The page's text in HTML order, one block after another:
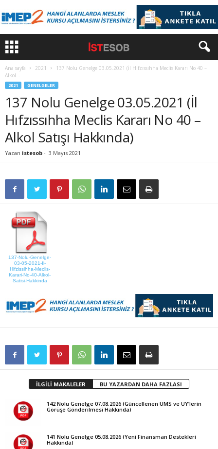
Ana sayfa 2021
137 Nolu Genelge 03.05.2021 (İl Hıfzıssıhha Meclis Kararı No 40 –
Alkol...
2021 GENELGELER
137 Nolu Genelge 03.05.2021 (İl
Hıfzıssıhha Meclis Kararı No 40 –
Alkol Satışı Hakkında)
Yazan istesob - 3 Mayıs 2021
137-Nolu-Genelge-
03-05-2021-Il-
Hifzissihha-Meclis-
Karari-No-40-Alkol-
Satisi-Hakkinda
İLGİLİ MAKALELER BU YAZARDAN DAHA FAZLASI
142 Nolu Genelge 07.08.2026 (Güncellenen UMS ve UY’lerin
Görüşe Gönderilmesi Hakkında)
141 Nolu Genelge 05.08.2026 (Yeni Finansman Destekleri
Hakkında)